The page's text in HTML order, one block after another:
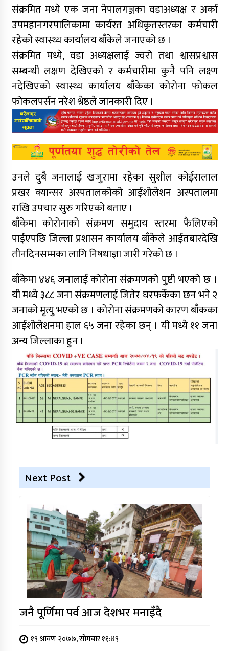
संक्रमित मध्ये एक जना नेपालगञ्जका वडाअध्यक्ष र अर्का
उपमहानगरपालिकामा कार्यरत अधिकृतस्तरका कर्मचारी
रहेको स्वास्थ्य कार्यालय बाँकेले जनाएको छ ।
संक्रमित मध्ये, वडा अध्यक्षलाई ज्वरो तथा श्वासप्रश्वास
सम्बन्धी लक्षण देखिएको र कर्मचारीमा कुनै पनि लक्ष्ण
नदेखिएको स्वास्थ्य कार्यालय बाँकेका कोरोना फोकल
फोकलपर्सन नरेश श्रेष्ठले जानकारी दिए ।
उनले दुबै जनालाई खजुरामा रहेका सुशील कोईरालाल
प्रखर क्यान्सर अस्पतालकोको आईशोलेशन अस्पतालमा
राखि उपचार सुरु गरिएको बताए ।
बाँकेमा कोरोनाको संक्रमण समुदाय स्तरमा फैलिएको
पाईएपछि जिल्ला प्रशासन कार्यालय बाँकेले आईतबारदेखि
तीनदिनसम्मका लागि निषधाज्ञा जारी गरेको छ ।
बाँकेमा ४४६ जनालाई कोरोना संक्रमणको पुुष्टी भएको छ ।
यी मध्ये ३८८ जना संक्रमणलाई जितेर घरफर्केका छन भने २
जनाको मृत्यु भएको छ । कोरोना संक्रमणको कारण बाँकका
आईशोलेशनमा हाल ६५ जना रहेका छन् । यी मध्ये ११ जना
अन्य जिल्लाका हुन ।
Next Post
जनै पूर्णिमा पर्व आज देशभर मनाइँदै
१९ श्रावण २०७७, सोमबार ११:४९